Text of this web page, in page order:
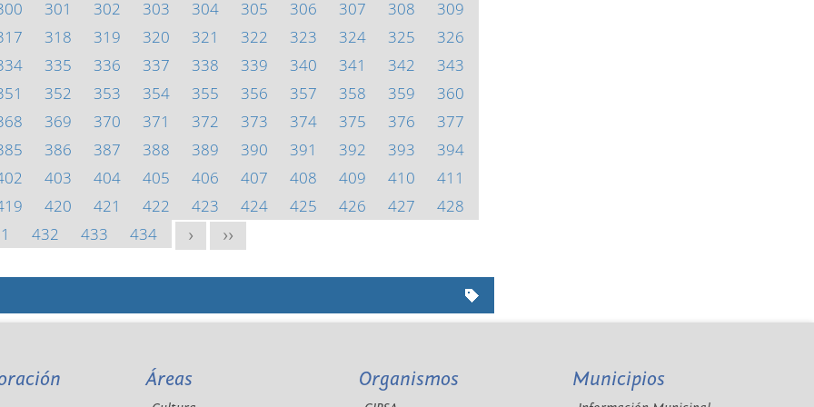
301 302 303 304 305 306 307 308
309
318 319 320 321 322 323 324 325
326
335 336 337 338 339 340 341 342
343
352 353 354 355 356 357 358 359
360
369 370 371 372 373 374 375 376
377
386 387 388 389 390 391 392 393
394
403 404 405 406 407 408 409 410
411
420 421 422 423 424 425 426 427
428
432 433 434 > >>
Áreas Organismos Municipios